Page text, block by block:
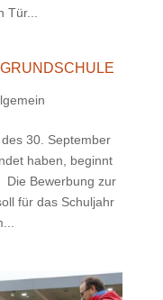
30. September
haben, beginnt
Die Bewerbung zur
für das Schuljahr